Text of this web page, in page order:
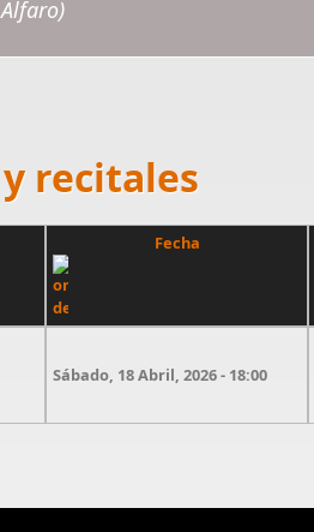
recitales
Fecha
Sábado, 18 Abril, 2026 - 18:00